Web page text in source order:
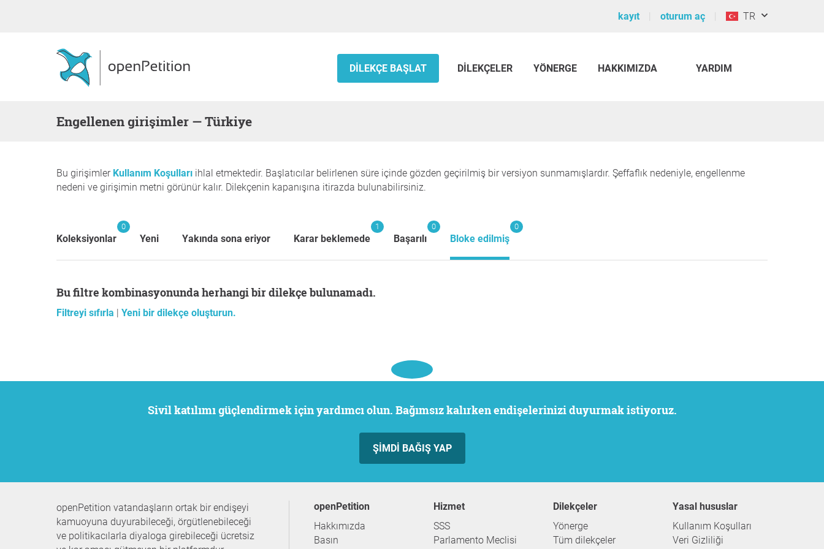
kayıt oturum aç TR
DILEKÇE BAŞLAT DILEKÇELER YÖNERGE HAKKIMIZDA YARDIM
Engellenen girişimler — Türkiye
Bu girişimler Kullanım Koşulları ihlal etmektedir. Başlatıcılar belirlenen süre içinde gözden geçirilmiş bir versiyon sunmamışlardır. Şeffaflık nedeniyle, engellenme
nedeni ve girişimin metni görünür kalır. Dilekçenin kapanışına itirazda bulunabilirsiniz.
Koleksiyonlar
0
Yeni Yakında sona eriyor Karar beklemede
1
Başarılı
0
Bloke edilmiş
0
Bu filtre kombinasyonunda herhangi bir dilekçe bulunamadı.
Filtreyi sıfırla | Yeni bir dilekçe oluşturun.
Sivil katılımı güçlendirmek için yardımcı olun. Bağımsız kalırken endişelerinizi duyurmak istiyoruz.
ŞIMDI BAĞIŞ YAP
openPetition vatandaşların ortak bir endişeyi
kamuoyuna duyurabileceği, örgütlenebileceği
ve politikacılarla diyaloga girebileceği ücretsiz
openPetition
Hakkımızda
Basın
hizmet
SSS
Parlamento Meclisi
Dilekçeler
Yönerge
Tüm dilekçeler
Yasal hususlar
Kullanım Koşulları
Veri Gizliliği